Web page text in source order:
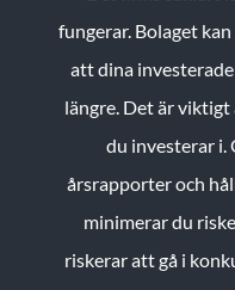
fungerar. Bolaget
att dina
längre. Det är
du investerar i.
årsrapporter och
minimerar du
riskerar att gå i